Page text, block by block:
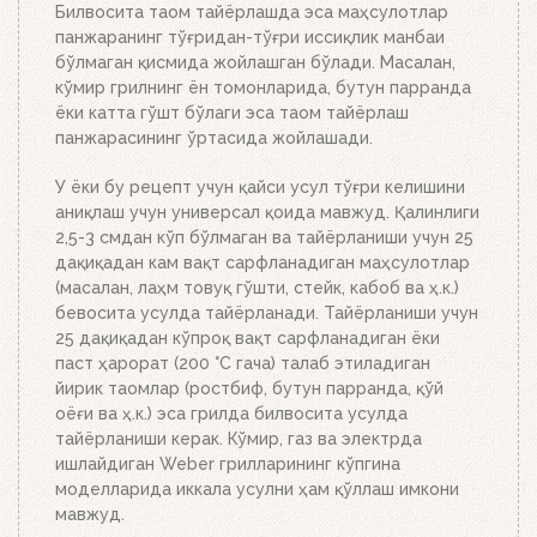
дақиқада тўлиқ ёниб тугайди. Устки кўмир қизил
тусга кириб, брикетлар эса кул билан
қопланганда, кўмирни панжара устига тўкинг.
Аъло даражада иссиқлик беради!
Билвосита таом тайёрлашда эса маҳсулотлар
панжаранинг тўғридан-тўғри иссиқлик манбаи
бўлмаган қисмида жойлашган бўлади. Масалан,
кўмир грилнинг ён томонларида, бутун парранда
ёки катта гўшт бўлаги эса таом тайёрлаш
панжарасининг ўртасида жойлашади.
У ёки бу рецепт учун қайси усул тўғри келишини
аниқлаш учун универсал қоида мавжуд. Қалинлиги
2,5-3 смдан кўп бўлмаган ва тайёрланиши учун 25
дақиқадан кам вақт сарфланадиган маҳсулотлар
(масалан, лаҳм товуқ гўшти, стейк, кабоб ва ҳ.к.)
бевосита усулда тайёрланади. Тайёрланиши учун
25 дақиқадан кўпроқ вақт сарфланадиган ёки
паст ҳарорат (200 °C гача) талаб этиладиган
йирик таомлар (ростбиф, бутун парранда, қўй
оёғи ва ҳ.к.) эса грилда билвосита усулда
тайёрланиши керак. Кўмир, газ ва электрда
ишлайдиган Weber грилларининг кўпгина
моделларида иккала усулни ҳам қўллаш имкони
мавжуд.